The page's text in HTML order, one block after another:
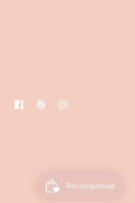
FacebookPinterestInstagram